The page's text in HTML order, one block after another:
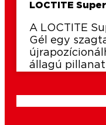
LOCTITE
A LOCTITE
Gél egy
állagú